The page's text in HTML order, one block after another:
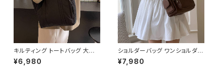
キルティング トートバッグ 大容
量 肩掛けバッグ レディース バッ
グ シンプル 無地 カジュアル 韓
¥6,980
ショルダーバッグ ワンショルダー
バッグ レディース バッグ 肩掛け
斜めがけ クロスボディ おしゃれ
¥7,980